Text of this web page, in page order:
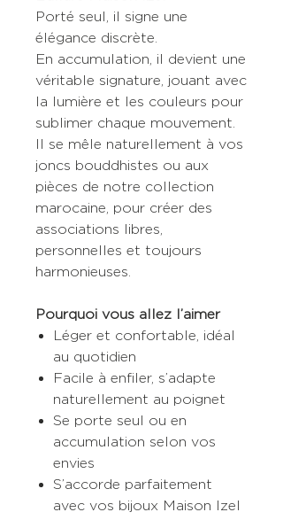
Porté seul, il signe une
élégance discrète.
En accumulation, il devient une
véritable signature, jouant avec
la lumière et les couleurs pour
sublimer chaque mouvement.
Il se mêle naturellement à vos
joncs bouddhistes ou aux
pièces de notre collection
marocaine, pour créer des
associations libres,
personnelles et toujours
harmonieuses.
Pourquoi vous allez l’aimer
Léger et confortable, idéal
au quotidien
Facile à enfiler, s’adapte
naturellement au poignet
Se porte seul ou en
accumulation selon vos
envies
S’accorde parfaitement
avec vos bijoux Maison Izel